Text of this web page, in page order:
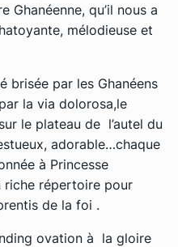
Ghanéenne, qu’il nous a
mélodieuse et
brisée par les Ghanéens
la via dolorosa,le
le plateau de l’autel du
adorable…chaque
à Princesse
riche répertoire pour
de la foi .
ovation à la gloire